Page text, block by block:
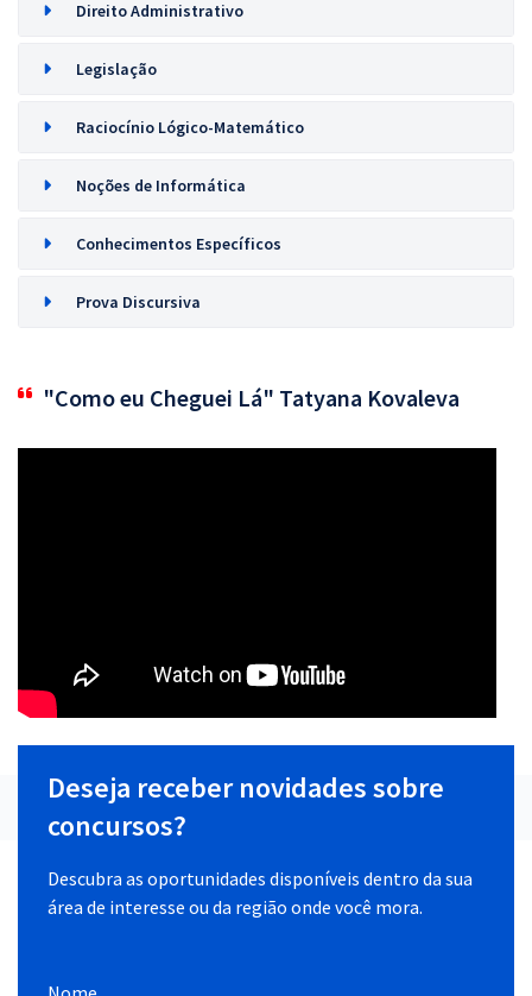
Direito Administrativo
Legislação
Raciocínio Lógico-Matemático
Noções de Informática
Conhecimentos Específicos
Prova Discursiva
"Como eu Cheguei Lá" Tatyana Kovaleva
Deseja receber novidades sobre
concursos?
Descubra as oportunidades disponíveis dentro da sua
área de interesse ou da região onde você mora.